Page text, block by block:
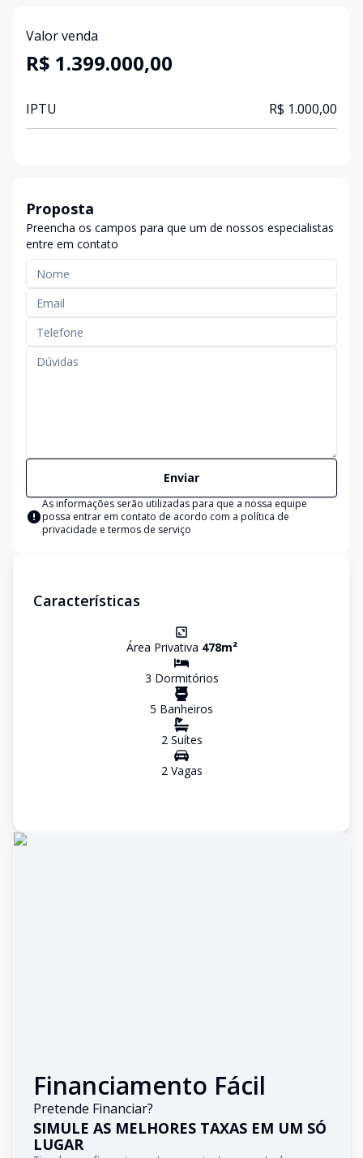
Valor venda
R$ 1.399.000,00
IPTU R$ 1.000,00
Proposta
Preencha os campos para que um de nossos especialistas
entre em contato
Enviar
As informações serão utilizadas para que a nossa equipe
possa entrar em contato de acordo com a política de
privacidade e termos de serviço
Características
Área Privativa 478m²
3 Dormitórios
5 Banheiros
2Suítes
2Vagas
Financiamento Fácil
Pretende Financiar?
SIMULE AS MELHORES TAXAS EM UM SÓ
LUGAR